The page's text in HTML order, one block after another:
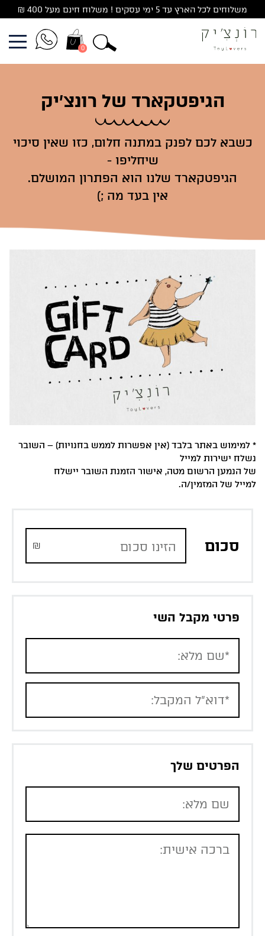
to
content
משלוחים לכל הארץ עד 5 ימי עסקים ! משלוח חינם מעל 400 ₪
0
הגיפטקארד של רונצ׳יק
כשבא לכם לפנק במתנה חלום, כזו שאין סיכוי
שיחליפו -
הגיפטקארד שלנו הוא הפתרון המושלם.
אין בעד מה ;)
סכום ₪
פרטי מקבל השי
הפרטים שלך